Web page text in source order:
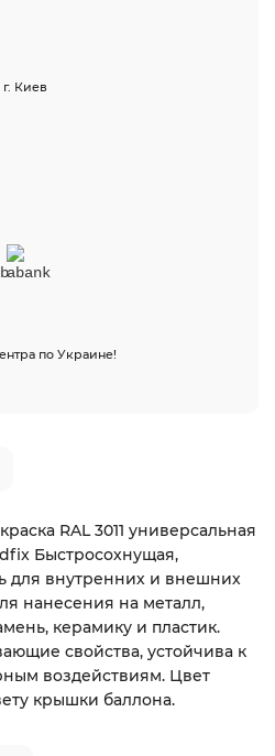
Киев
по Украине!
RAL 3011 универсальная
Быстросохнущая,
для внутренних и внешних
нанесения на металл,
керамику и пластик.
свойства, устойчива к
воздействиям. Цвет
крышки баллона.